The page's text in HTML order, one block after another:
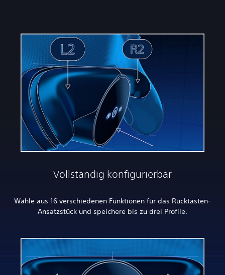
Vollständig konfigurierbar
Wähle aus 16 verschiedenen Funktionen für das Rücktasten-
Ansatzstück und speichere bis zu drei Profile.